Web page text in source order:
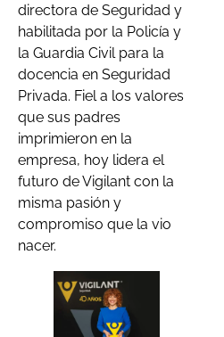
directora de Seguridad y
habilitada por la Policía y
la Guardia Civil para la
docencia en Seguridad
Privada. Fiel a los valores
que sus padres
imprimieron en la
empresa, hoy lidera el
futuro de Vigilant con la
misma pasión y
compromiso que la vio
nacer.